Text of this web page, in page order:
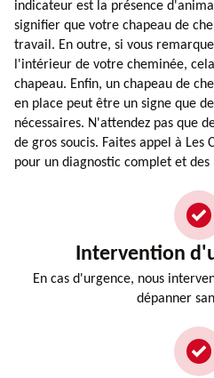
indicateur est la présence
signifier que votre chapeau de
travail. En outre, si vous
l'intérieur de votre cheminée,
chapeau. Enfin, un chapeau de
en place peut être un signe que
nécessaires. N'attendez pas que
de gros soucis. Faites appel à Les
pour un diagnostic complet et
Intervention
En cas d'urgence, nous
dépanner